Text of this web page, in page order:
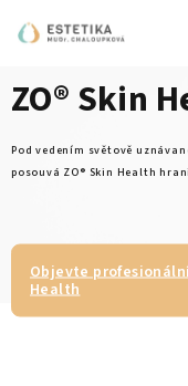
ZO® Skin
Pod vedením světově
posouvá ZO® Skin Health
Objevte
Health